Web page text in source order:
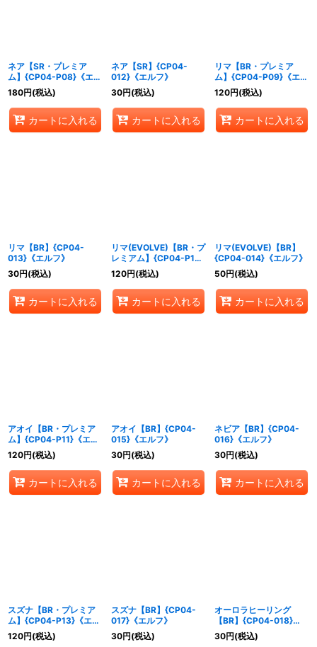
ネア【SR・プレミア
ム】{CP04-P08}《エル
フ》
180円(税込)
カートに入れる
ネア【SR】{CP04-
012}《エルフ》
30円(税込)
カートに入れる
リマ【BR・プレミア
ム】{CP04-P09}《エル
フ》
120円(税込)
カートに入れる
リマ【BR】{CP04-
013}《エルフ》
30円(税込)
カートに入れる
リマ(EVOLVE)【BR・プ
レミアム】{CP04-P10}
《エルフ》
120円(税込)
カートに入れる
リマ(EVOLVE)【BR】
{CP04-014}《エルフ》
50円(税込)
カートに入れる
アオイ【BR・プレミア
ム】{CP04-P11}《エル
フ》
120円(税込)
カートに入れる
アオイ【BR】{CP04-
015}《エルフ》
30円(税込)
カートに入れる
ネビア【BR】{CP04-
016}《エルフ》
30円(税込)
カートに入れる
スズナ【BR・プレミア
ム】{CP04-P13}《エル
フ》
120円(税込)
スズナ【BR】{CP04-
017}《エルフ》
30円(税込)
オーロラヒーリング
【BR】{CP04-018}
《エルフ》
30円(税込)